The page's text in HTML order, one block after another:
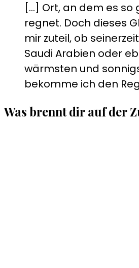
[…] Ort, an dem es so
regnet. Doch dieses
mir zuteil, ob
Saudi Arabien oder
wärmsten und
bekomme ich den
Was brennt dir auf der